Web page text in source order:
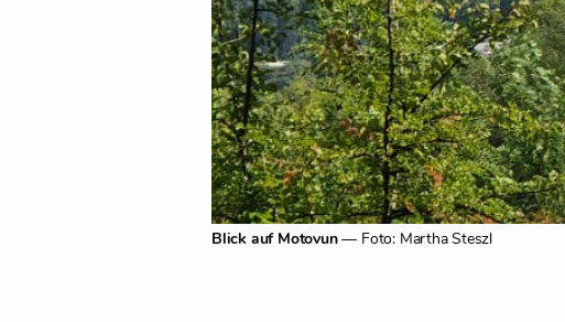
Blick auf Motovun— Foto: Martha Steszl